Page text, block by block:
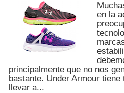
en la
principalmente que no nos
bastante. Under Armour
llevar a...